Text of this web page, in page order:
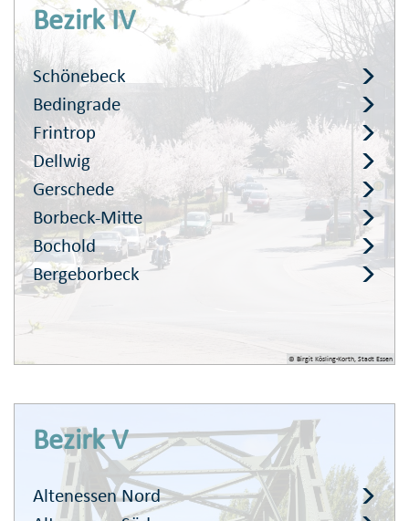
© Birgit Kösling-Korth, Stadt Essen
Bezirk IV
Schönebeck
Bedingrade
Frintrop
Dellwig
Gerschede
Borbeck-Mitte
Bochold
Bergeborbeck
Bezirk V
Altenessen Nord